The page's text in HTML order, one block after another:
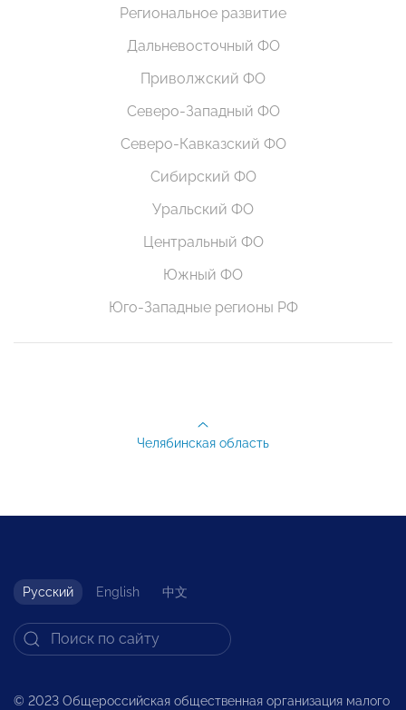
Региональное развитие
Дальневосточный ФО
Приволжский ФО
Северо-Западный ФО
Северо-Кавказский ФО
Сибирский ФО
Уральский ФО
Центральный ФО
Южный ФО
Юго-Западные регионы РФ
Челябинская область
Русский English 中文
© 2023 Общероссийская общественная организация малого